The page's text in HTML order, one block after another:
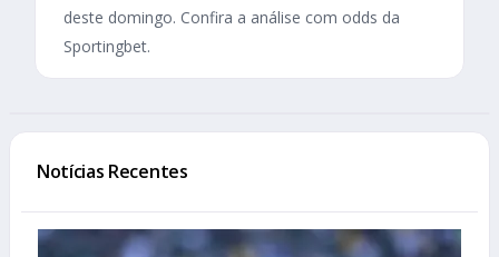
deste domingo. Confira a análise com odds da
Sportingbet.
Notícias Recentes